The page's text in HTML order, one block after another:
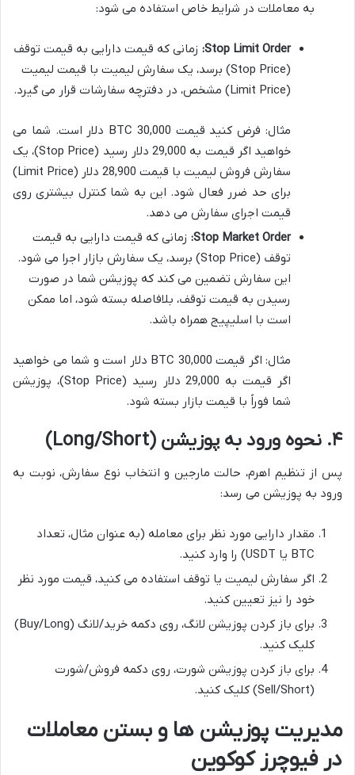
به معاملات در شرایط خاص استفاده می شود:
Stop Limit Order: زمانی که قیمت دارایی به قیمت توقف
(Stop Price) برسد، یک سفارش لیمیت با قیمت لیمیت
(Limit Price) مشخص، در دفترچه سفارشات قرار می گیرد.
مثال: فرض کنید قیمت BTC 30,000 دلار است. شما می
خواهید اگر قیمت به 29,000 دلار رسید (Stop Price)، یک
سفارش فروش لیمیت با قیمت 28,900 دلار (Limit Price)
برای حد ضرر فعال شود. این به شما کنترل بیشتری روی
قیمت اجرای سفارش می دهد.
Stop Market Order: زمانی که قیمت دارایی به قیمت
توقف (Stop Price) برسد، یک سفارش بازار اجرا می شود.
این سفارش تضمین می کند که پوزیشن شما در صورت
رسیدن به قیمت توقف، بلافاصله بسته شود، اما ممکن
است با اسلیپیج همراه باشد.
مثال: اگر قیمت BTC 30,000 دلار است و شما می خواهید
اگر قیمت به 29,000 دلار رسید (Stop Price)، پوزیشن
شما فوراً با قیمت بازار بسته شود.
۴. نحوه ورود به پوزیشن (Long/Short)
پس از تنظیم اهرم، حالت مارجین و انتخاب نوع سفارش، نوبت به
ورود به پوزیشن می رسد:
مقدار دارایی مورد نظر برای معامله (به عنوان مثال، تعداد
BTC یا USDT) را وارد کنید.
اگر سفارش لیمیت یا توقف استفاده می کنید، قیمت مورد نظر
خود را نیز تعیین کنید.
برای باز کردن پوزیشن لانگ، روی دکمه خرید/لانگ (Buy/Long)
کلیک کنید.
برای باز کردن پوزیشن شورت، روی دکمه فروش/شورت
(Sell/Short) کلیک کنید.
مدیریت پوزیشن ها و بستن معاملات
در فیوچرز کوکوین